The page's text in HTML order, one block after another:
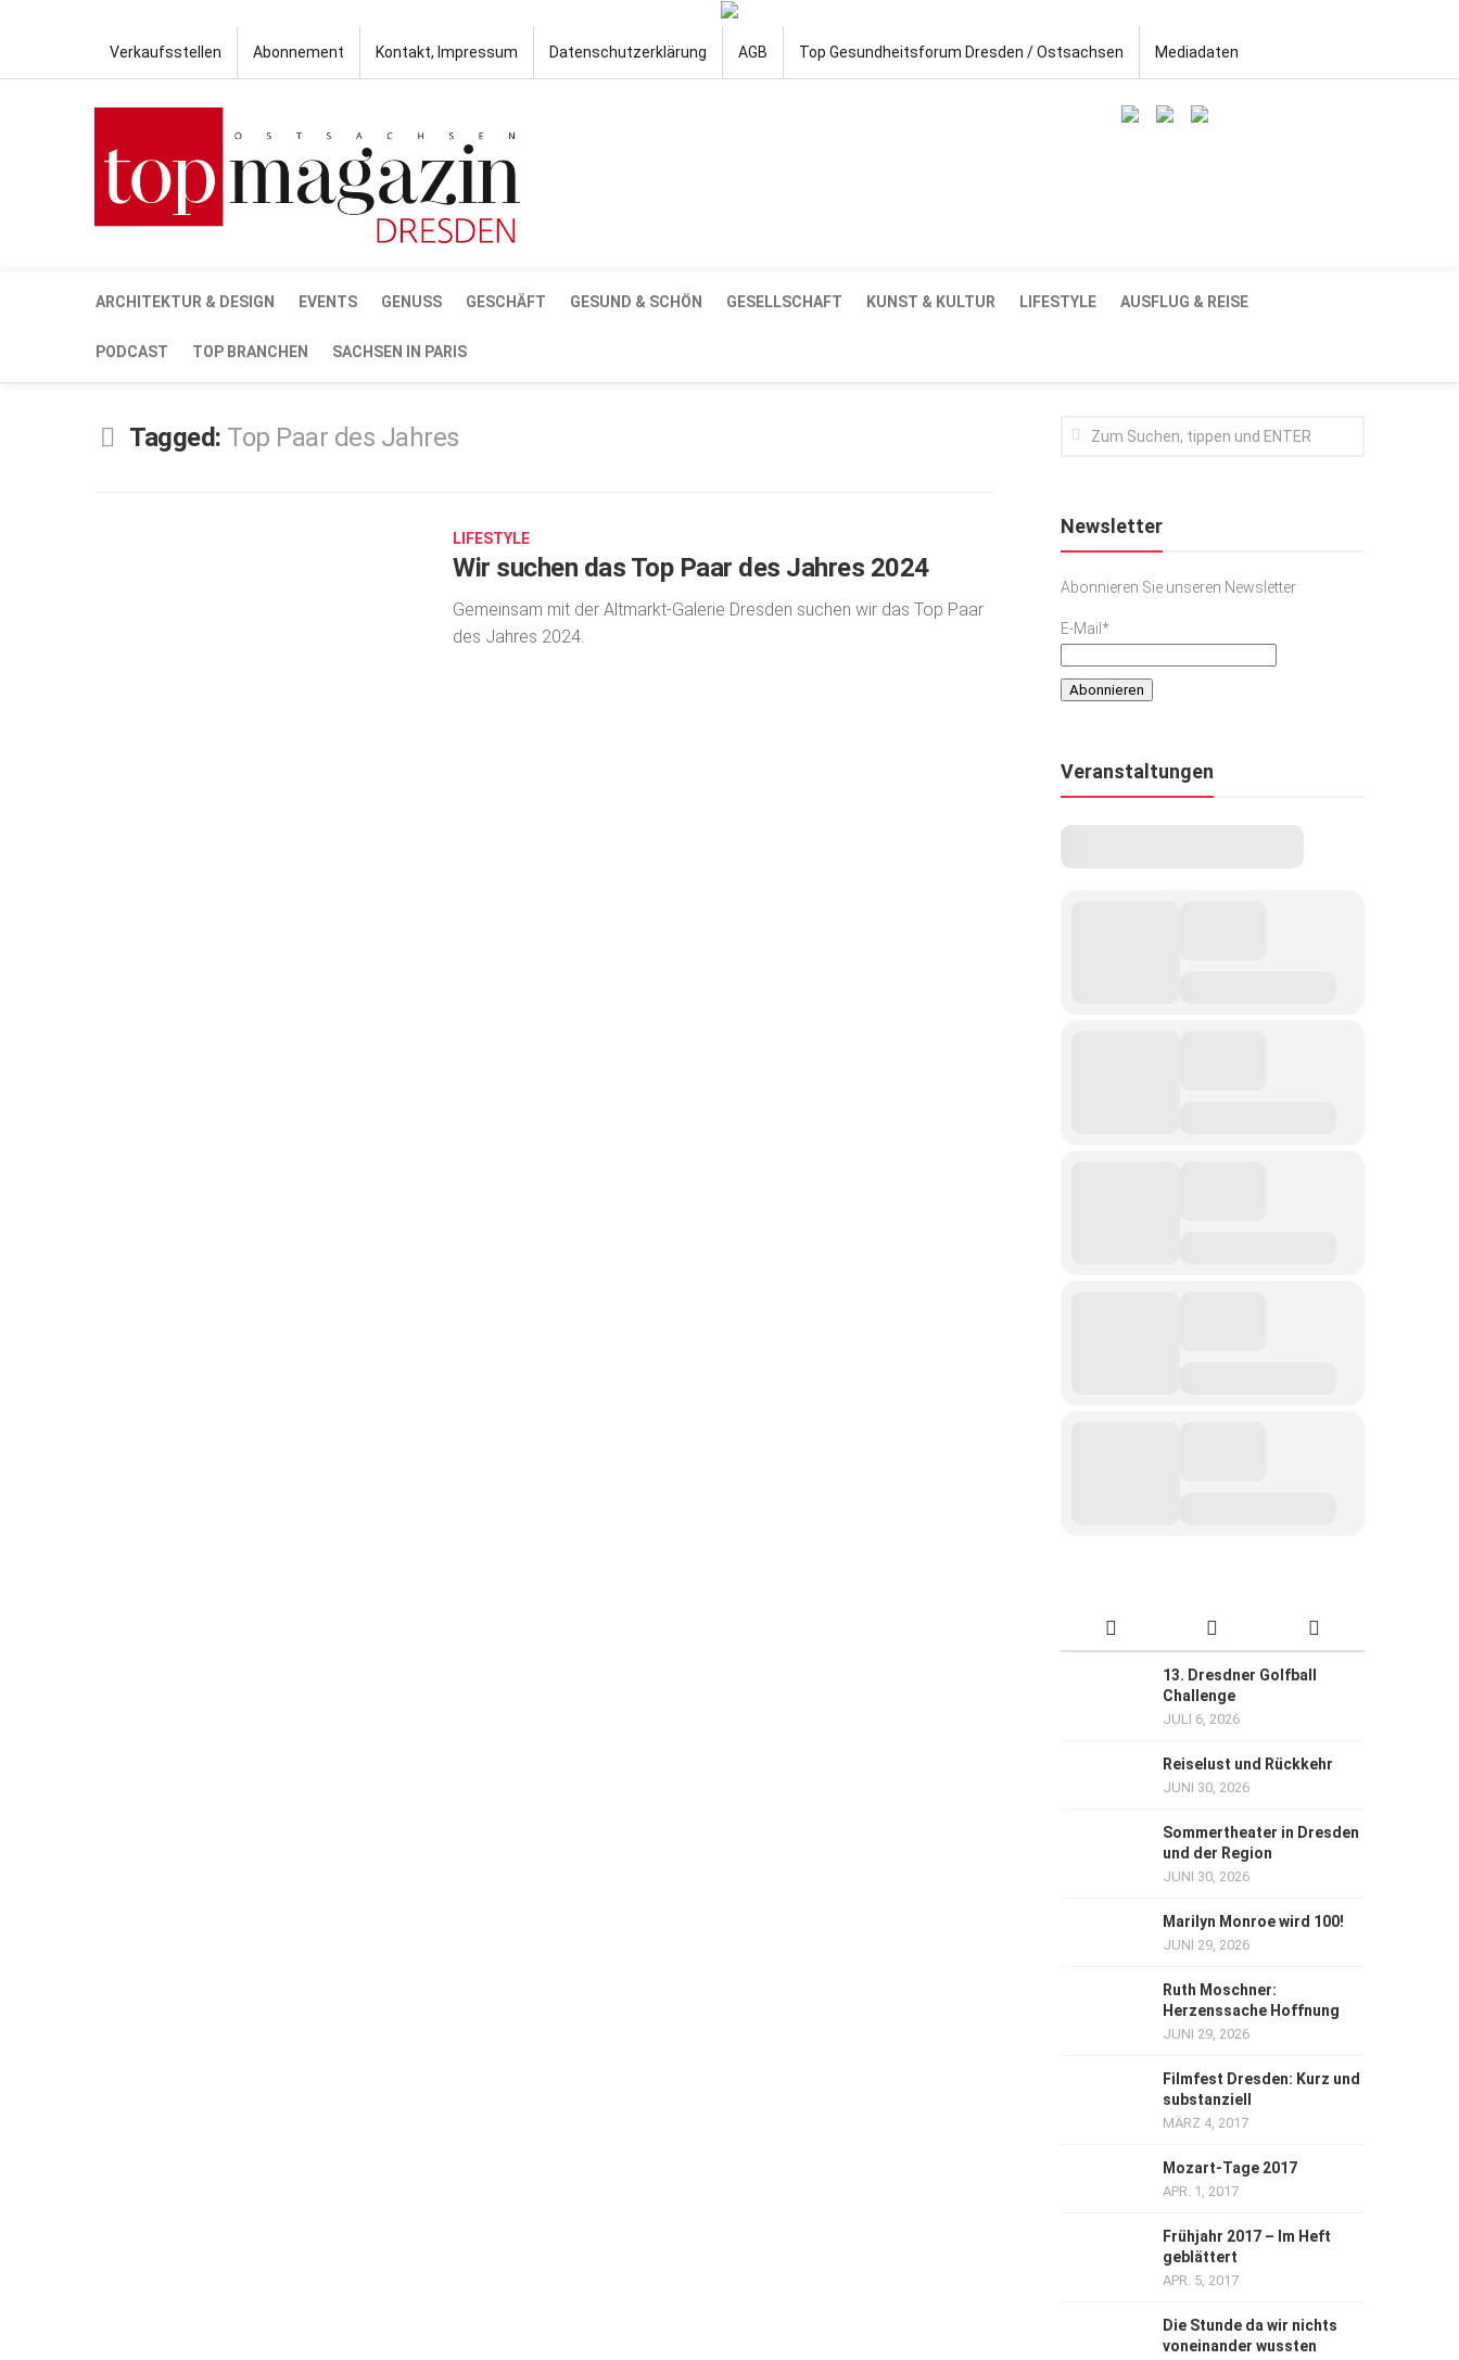
Verkaufsstellen Abonnement Kontakt, Impressum Datenschutzerklärung AGB Top Gesundheitsforum Dresden / Ostsachsen Mediadaten
ARCHITEKTUR & DESIGN EVENTS GENUSS GESCHÄFT GESUND & SCHÖN GESELLSCHAFT KUNST & KULTUR LIFESTYLE AUSFLUG & REISE
PODCAST TOP BRANCHEN SACHSEN IN PARIS
Tagged: Top Paar des Jahres
LIFESTYLE
Wir suchen das Top Paar des Jahres 2024
Gemeinsam mit der Altmarkt-Galerie Dresden suchen wir das Top Paar
des Jahres 2024.
Newsletter
Abonnieren Sie unseren Newsletter
E-Mail*
Veranstaltungen
13. Dresdner Golfball
Challenge
JULI 6, 2026
Reiselust und Rückkehr
JUNI 30, 2026
Sommertheater in Dresden
und der Region
JUNI 30, 2026
Marilyn Monroe wird 100!
JUNI 29, 2026
Ruth Moschner:
Herzenssache Hoffnung
JUNI 29, 2026
Filmfest Dresden: Kurz und
substanziell
MÄRZ 4, 2017
Mozart-Tage 2017
APR. 1, 2017
Frühjahr 2017 – Im Heft
geblättert
APR. 5, 2017
Die Stunde da wir nichts
voneinander wussten